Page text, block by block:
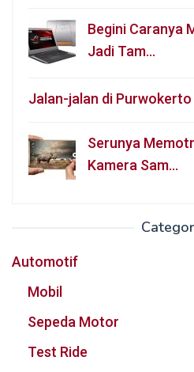
Begini Caranya
Jadi Tam…
Jalan-jalan di Purwokerto
Serunya
Kamera Sam…
Automotif
Mobil
Sepeda Motor
Test Ride